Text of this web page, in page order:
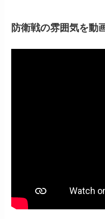
防衛戦の雰囲気を動